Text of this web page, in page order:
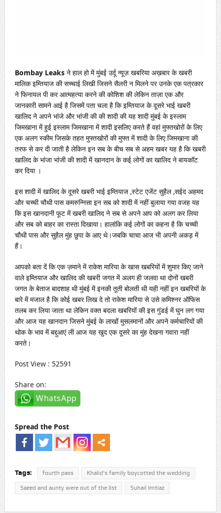
Bombay Leaksने हाल हो में मुंबई उर्दू न्यूज़ खबरिया अख़बार के खबरी
मालिक इम्तियाज की सच्चाई लिखी जिसने सैलरी न मिलने पर उनके एक पत्रकार
ने फिनायल पी कर आत्महत्या करने की कोशिश की लेकिन ताज़ा एक और
जानकारी सामने आई है जिसमें पता चला है कि इम्तियाज के दूसरे भाई खबरी
खालिद ने अपने भांजे और भांजी की की शादी की यह शादी मुंबई के इस्लाम
जिमखाना में हुई इस्लाम जिमखाना में शादी इसलिए करते हैं वहां मुफ्तखोरों के लिए
एक अलग स्कीम जिसके तहत मुफ्तखोरों की मुफ्त में शादी के लिए जिमखाना की
तरफ से कर दी जाती है लेकिन इन सब के बीच सब से अहम खबर यह है कि खबरी
खालिद के भांजा भांजी की शादी में खानदान के कई लोगों का खालिद ने बायकॉट
कर दिया ।
इस शादी में खालिद के दूसरे खबरी भाई इम्तियाज ,स्टेट एजेंट सुहैल ,सईद अहमद
और चच्ची चौथी पास कमरुन्निसा इन सब को शादी में नहीं बुलाया गया वजह यह
कि इस खानदानी फूट में खबरी खालिद ने सब से अपने आप को अलग कर लिया
और सब को बाहर का रास्ता दिखाया। हालांकि कई लोगों का कहना है कि चच्ची
चौथी पास और सुहैल मुंह छुपा के आए थे।जबकि चाचा आज भी अपनी अकड़ में
हैं।
आपको बता दें कि एक ज़माने में राकेश मारिया के खास खबरियों में शुमार किए जाने
वाले इम्तियाज और खालिद की खबरी जगत में अलग ही जलवा था दोनों खबरी
जगत के बेताज बादशाह थी मुंबई में इनकी तूती बोलती थी यही नहीं इन खबरियों के
बारे में मजाल है कि कोई खबर लिख दे तो राकेश मारिया से उसे कमिश्नर ऑफिस
तलब कर लिया जाता था लेकिन वक्त बदला खबरियों की इस गुंडई में घुन लग गया
और आज यह खानदान जिसने मुंबई के लाखों मुसलमानों और अपने कर्मचारियों की
थोक के भाव में बद्दुआएं ली आज यह खुद एक दूसरे का मुंह देखना गवारा नहीं
करते।
Post View : 52591
Share on:
WhatsApp
Spread the Post
Tags: fourth pass Khalid's family boycotted the wedding
Saeed and aunty were out of the list Suhail Imtiaz